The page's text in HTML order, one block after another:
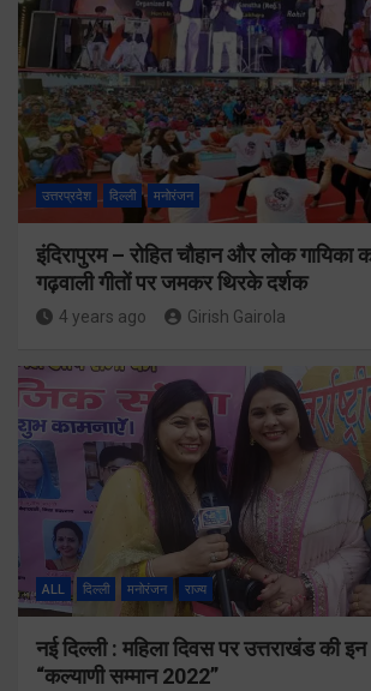
उत्तरप्रदेश दिल्ली मनोरंजन
इंदिरापुरम – रोहित चौहान और लोक गायिका
गढ़वाली गीतों पर जमकर थिरके दर्शक
4 years ago Girish Gairola
ALL दिल्ली मनोरंजन राज्य
नई दिल्ली : महिला दिवस पर उत्तराखंड की
“कल्याणी सम्मान 2022”